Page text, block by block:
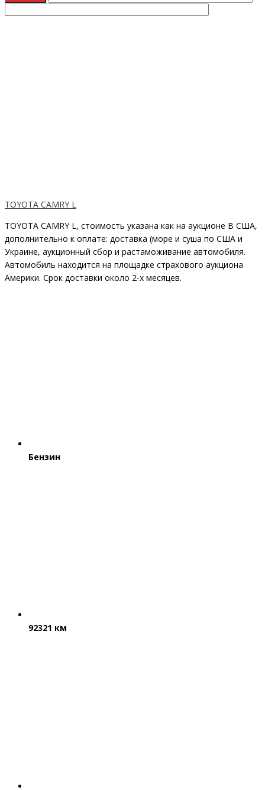
TOYOTA CAMRY L
TOYOTA CAMRY L, стоимость указана как на аукционе В США,
дополнительно к оплате: доставка (море и суша по США и
Украине, аукционный сбор и растаможивание автомобиля.
Автомобиль находится на площадке страхового аукциона
Америки. Срок доставки около 2-x месяцев.
Бензин
92321 км